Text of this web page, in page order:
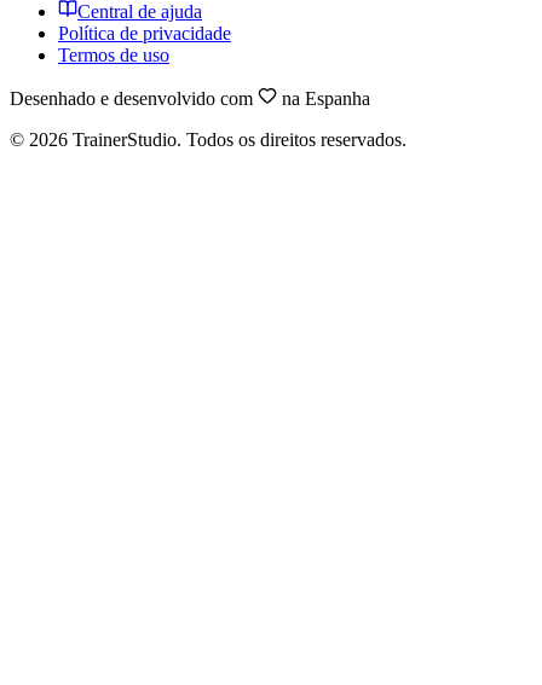
Central de ajuda
Política de privacidade
Termos de uso
Desenhado e desenvolvido com
na Espanha
© 2026 TrainerStudio. Todos os direitos reservados.